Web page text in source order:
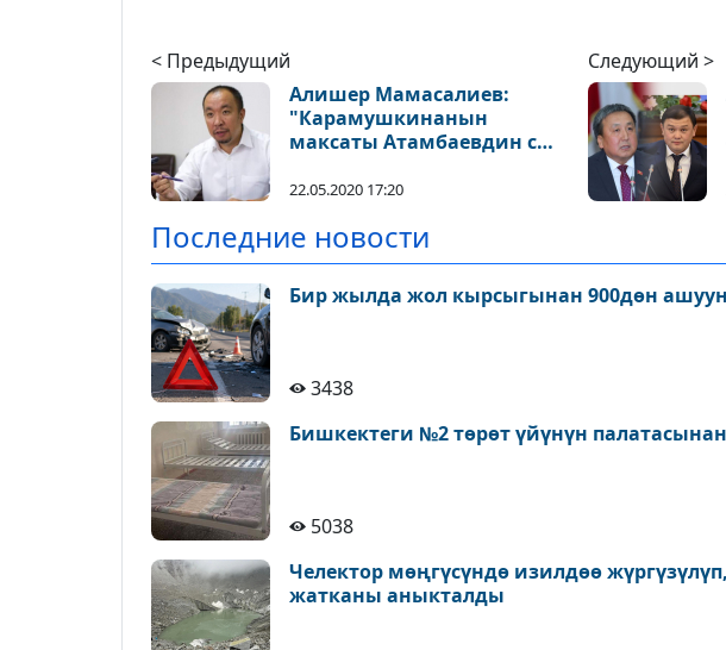
< Предыдущий
Алишер Мамасалиев:
"Карамушкинанын
максаты Атамбаевдин сот
көңүлүн буруу"
22.05.2020 17:20
Следующий >
Последние новости
Бир жылда жол кырсыгынан 900дөн
3438
Бишкектеги №2 төрөт үйүнүн
5038
Челектор мөңгүсүндө изилдөө
жатканы аныкталды